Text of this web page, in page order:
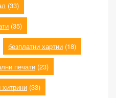
(33)
(35)
безплатни хартии (18)
печати (23)
(33)